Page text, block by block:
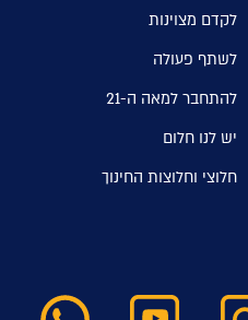
לקדם מצוינות
לשתף פעולה
להתחבר למאה ה-21
יש לנו חלום
חלוצי וחלוצות החינוך